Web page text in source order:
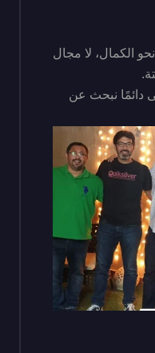
الكمال، لا مجال
دائمًا نبحث عن